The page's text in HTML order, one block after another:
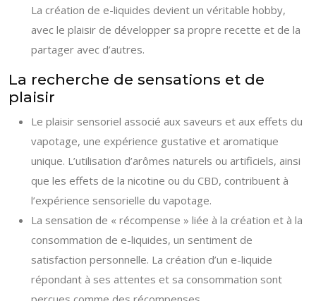
La création de e-liquides devient un véritable hobby,
avec le plaisir de développer sa propre recette et de la
partager avec d’autres.
La recherche de sensations et de
plaisir
Le plaisir sensoriel associé aux saveurs et aux effets du
vapotage, une expérience gustative et aromatique
unique. L’utilisation d’arômes naturels ou artificiels, ainsi
que les effets de la nicotine ou du CBD, contribuent à
l’expérience sensorielle du vapotage.
La sensation de « récompense » liée à la création et à la
consommation de e-liquides, un sentiment de
satisfaction personnelle. La création d’un e-liquide
répondant à ses attentes et sa consommation sont